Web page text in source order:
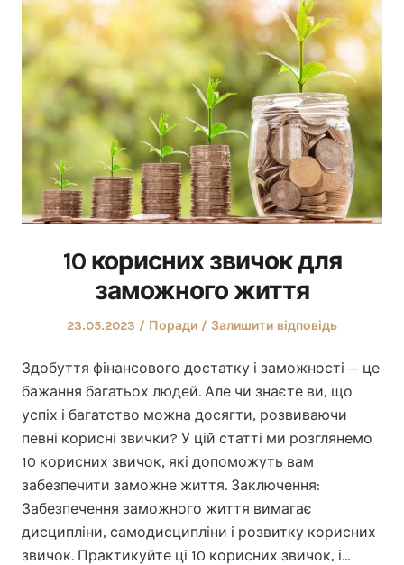
10 корисних звичок для
заможного життя
Оприлюднено
23.05.2023
Опублікувати
Поради Залишити відповідь
Здобуття фінансового достатку і заможності — це
бажання багатьох людей. Але чи знаєте ви, що
успіх і багатство можна досягти, розвиваючи
певні корисні звички? У цій статті ми розглянемо
10 корисних звичок, які допоможуть вам
забезпечити заможне життя. Заключення:
Забезпечення заможного життя вимагає
дисципліни, самодисципліни і розвитку корисних
звичок. Практикуйте ці 10 корисних звичок, і…